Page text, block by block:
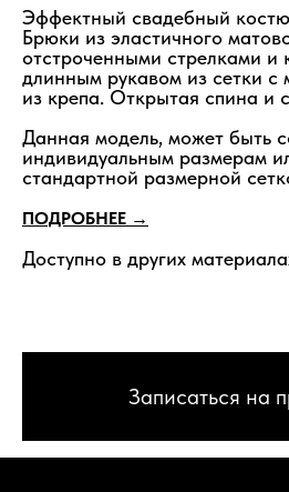
Эффектный свадебный
Брюки из эластичного
отстроченными стрелками и
длинным рукавом из сетки
из крепа. Открытая спина и
Данная модель, может быть
индивидуальным размерам
стандартной размерной
ПОДРОБНЕЕ →
Доступно в других
Записаться на